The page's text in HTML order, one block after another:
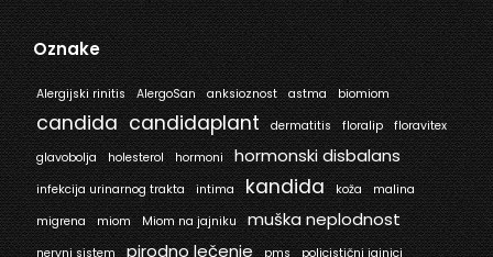
Oznake
Alergijski rinitis AlergoSan anksioznost astma biomiom
candida candidaplant dermatitis floralip
floravitex
glavobolja
holesterol hormoni hormonski disbalans
infekcija urinarnog trakta intima kandida koža
malina
migrena
miom Miom na jajniku muška neplodnost
nervni sistem pirodno lečenje pms policistični jajnici